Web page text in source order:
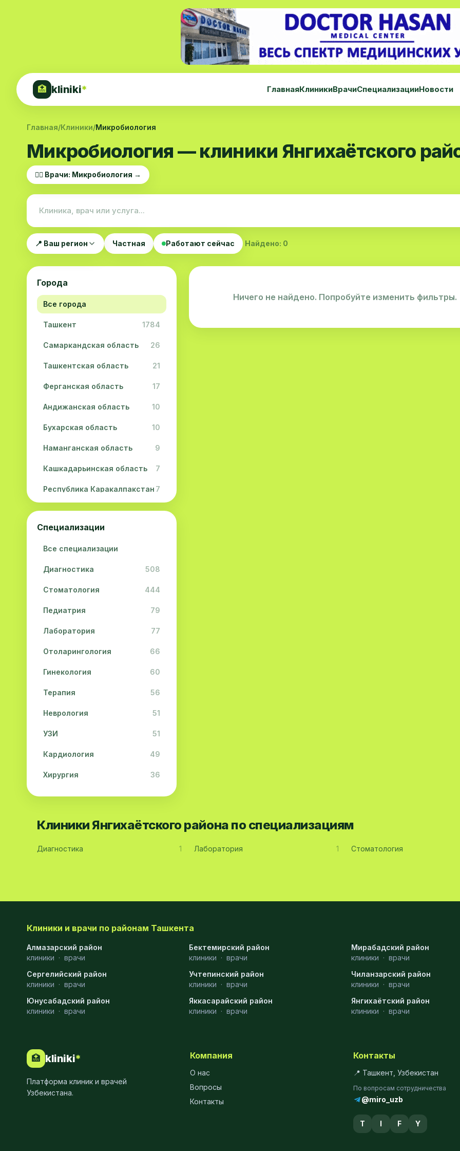
🏥 kliniki* ГлавнаяКлиникиВрачиСпециализацииНовости
Главная/Клиники/Микробиология
Микробиология — клиники Янгихаётского
👨‍⚕️ Врачи: Микробиология →
📍 Ваш регион Частная Работают сейчас Найдено: 0
Города
Все города
Ташкент 1784
Самаркандская область 26
Ташкентская область 21
Ферганская область 17
Андижанская область 10
Бухарская область 10
Наманганская область 9
Кашкадарьинская область 7
Республика Каракалпакстан 7
Навоийская область 5
Джизакская область
Сурхандарьинская область
Сырдарьинская область 2
Хорезмская область 2
Специализации
Все специализации
Диагностика 508
Стоматология 444
Педиатрия 79
Лаборатория 77
Отоларингология 66
Гинекология 60
Терапия 56
Неврология 51
УЗИ 51
Кардиология 49
Хирургия 36
Физиотерапия 31
Акушерство
Ортопедия
Массаж
Гастроэнтерология
Андрология
Ничего не найдено. Попробуйте изменить фильтры.
Клиники Янгихаётского района по специализациям
Диагностика 1 Лаборатория 1 Стоматология
Клиники и врачи по районам Ташкента
Алмазарский район
клиники · врачи
Бектемирский район
клиники · врачи
Мирабадский район
клиники · врачи
Сергелийский район
клиники · врачи
Учтепинский район
клиники · врачи
Чиланзарский район
клиники · врачи
Юнусабадский район
клиники · врачи
Яккасарайский район
клиники · врачи
Янгихаётский район
клиники · врачи
🏥 kliniki*
Платформа клиник и врачей
Узбекистана.
Компания
О нас
Вопросы
Контакты
Контакты
📍 Ташкент, Узбекистан
По вопросам сотрудничества
@miro_uzb
T I F Y